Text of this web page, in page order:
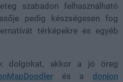
szabadon felhasználható
pedig készségesen fog
térképekre és egyéb
dolgokat, akkor a jó öreg
és a donjon